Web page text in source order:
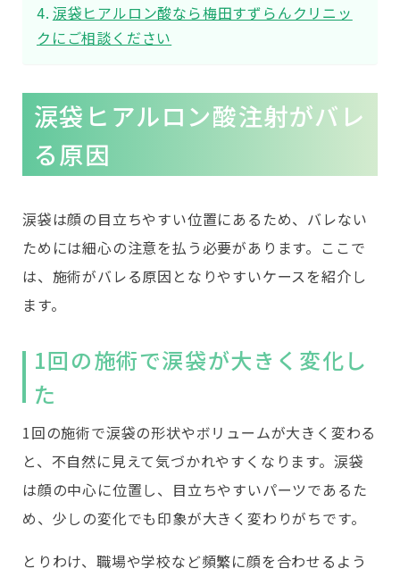
涙袋ヒアルロン酸なら梅田すずらんクリニッ
クにご相談ください
涙袋ヒアルロン酸注射がバレ
る原因
涙袋は顔の目立ちやすい位置にあるため、バレない
ためには細心の注意を払う必要があります。ここで
は、施術がバレる原因となりやすいケースを紹介し
ます。
1回の施術で涙袋が大きく変化し
た
1回の施術で涙袋の形状やボリュームが大きく変わる
と、不自然に見えて気づかれやすくなります。涙袋
は顔の中心に位置し、目立ちやすいパーツであるた
め、少しの変化でも印象が大きく変わりがちです。
とりわけ、職場や学校など頻繁に顔を合わせるよう